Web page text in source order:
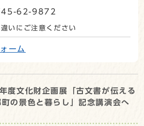
62-9872
いにご注意ください
ーム
度文化財企画展「古文書が伝える
の景色と暮らし」記念講演会へ